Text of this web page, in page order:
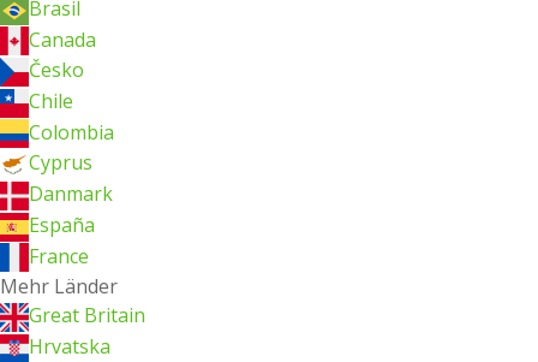
Brasil
Canada
Česko
Chile
Colombia
Cyprus
Danmark
España
France
Mehr Länder
Great Britain
Hrvatska